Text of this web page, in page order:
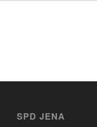
SPD JENA